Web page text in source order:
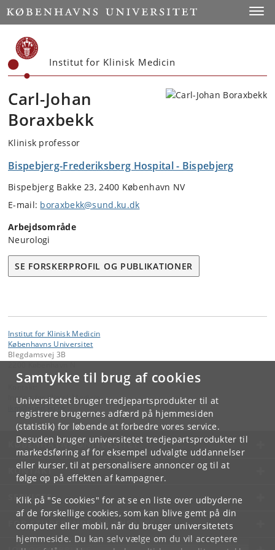
Samtykke til brug af cookies
Universitetet bruger tredjepartsprodukter til at
registrere brugernes adfærd på hjemmesiden
(statistik) for løbende at forbedre vores service.
Desuden bruger universitetet tredjepartsprodukter til
markedsføring af for eksempel udvalgte uddannelser
eller kurser, til at personalisere annoncer og til at
følge op på effekten af kampagner.
Klik på "Se cookies" for at se en liste over udbyderne
af de forskellige cookies, som kan blive gemt på din
computer eller mobil, når du bruger universitetets
hjemmeside. Du kan selv vælge om du vil acceptere
Start
Institut for Klinisk Medicin
Carl-Johan
Boraxbekk
Klinisk professor
Bispebjerg-Frederiksberg Hospital - Bispebjerg
Bispebjerg Bakke 23, 2400 København NV
E-mail: boraxbekk@sund.ku.dk
Arbejdsområde
Neurologi
SE FORSKERPROFIL OG PUBLIKATIONER
Institut for Klinisk Medicin
Københavns Universitet
Blegdamsvej 3B
Institut for Klinisk Medicin
KØBENHAVNS UNIVERSITET
KONTAKT
SERVICES
FOR STUDERENDE OG ANSATTE